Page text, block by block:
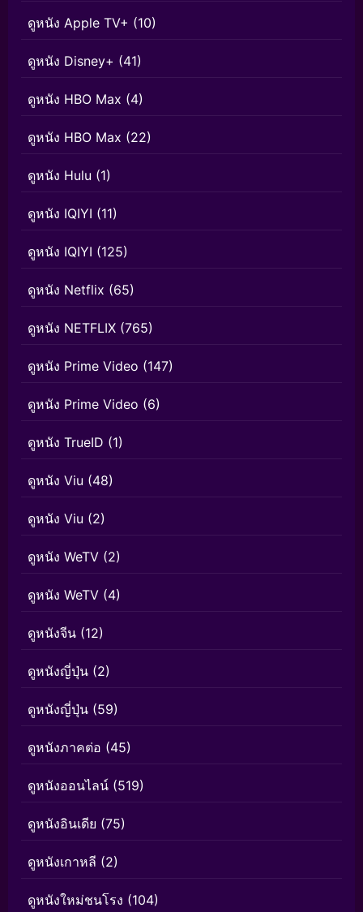
ดูหนัง Apple TV+ (10)
ดูหนัง Disney+ (41)
ดูหนัง HBO Max (4)
ดูหนัง HBO Max (22)
ดูหนัง Hulu (1)
ดูหนัง IQIYI (11)
ดูหนัง IQIYI (125)
ดูหนัง Netflix (65)
ดูหนัง NETFLIX (765)
ดูหนัง Prime Video (147)
ดูหนัง Prime Video (6)
ดูหนัง TrueID (1)
ดูหนัง Viu (48)
ดูหนัง Viu (2)
ดูหนัง WeTV (2)
ดูหนัง WeTV (4)
ดูหนังจีน (12)
ดูหนังญี่ปุ่น (2)
ดูหนังญี่ปุ่น (59)
ดูหนังภาคต่อ (45)
ดูหนังออนไลน์ (519)
ดูหนังอินเดีย (75)
ดูหนังเกาหลี (2)
ดูหนังใหม่ชนโรง (104)